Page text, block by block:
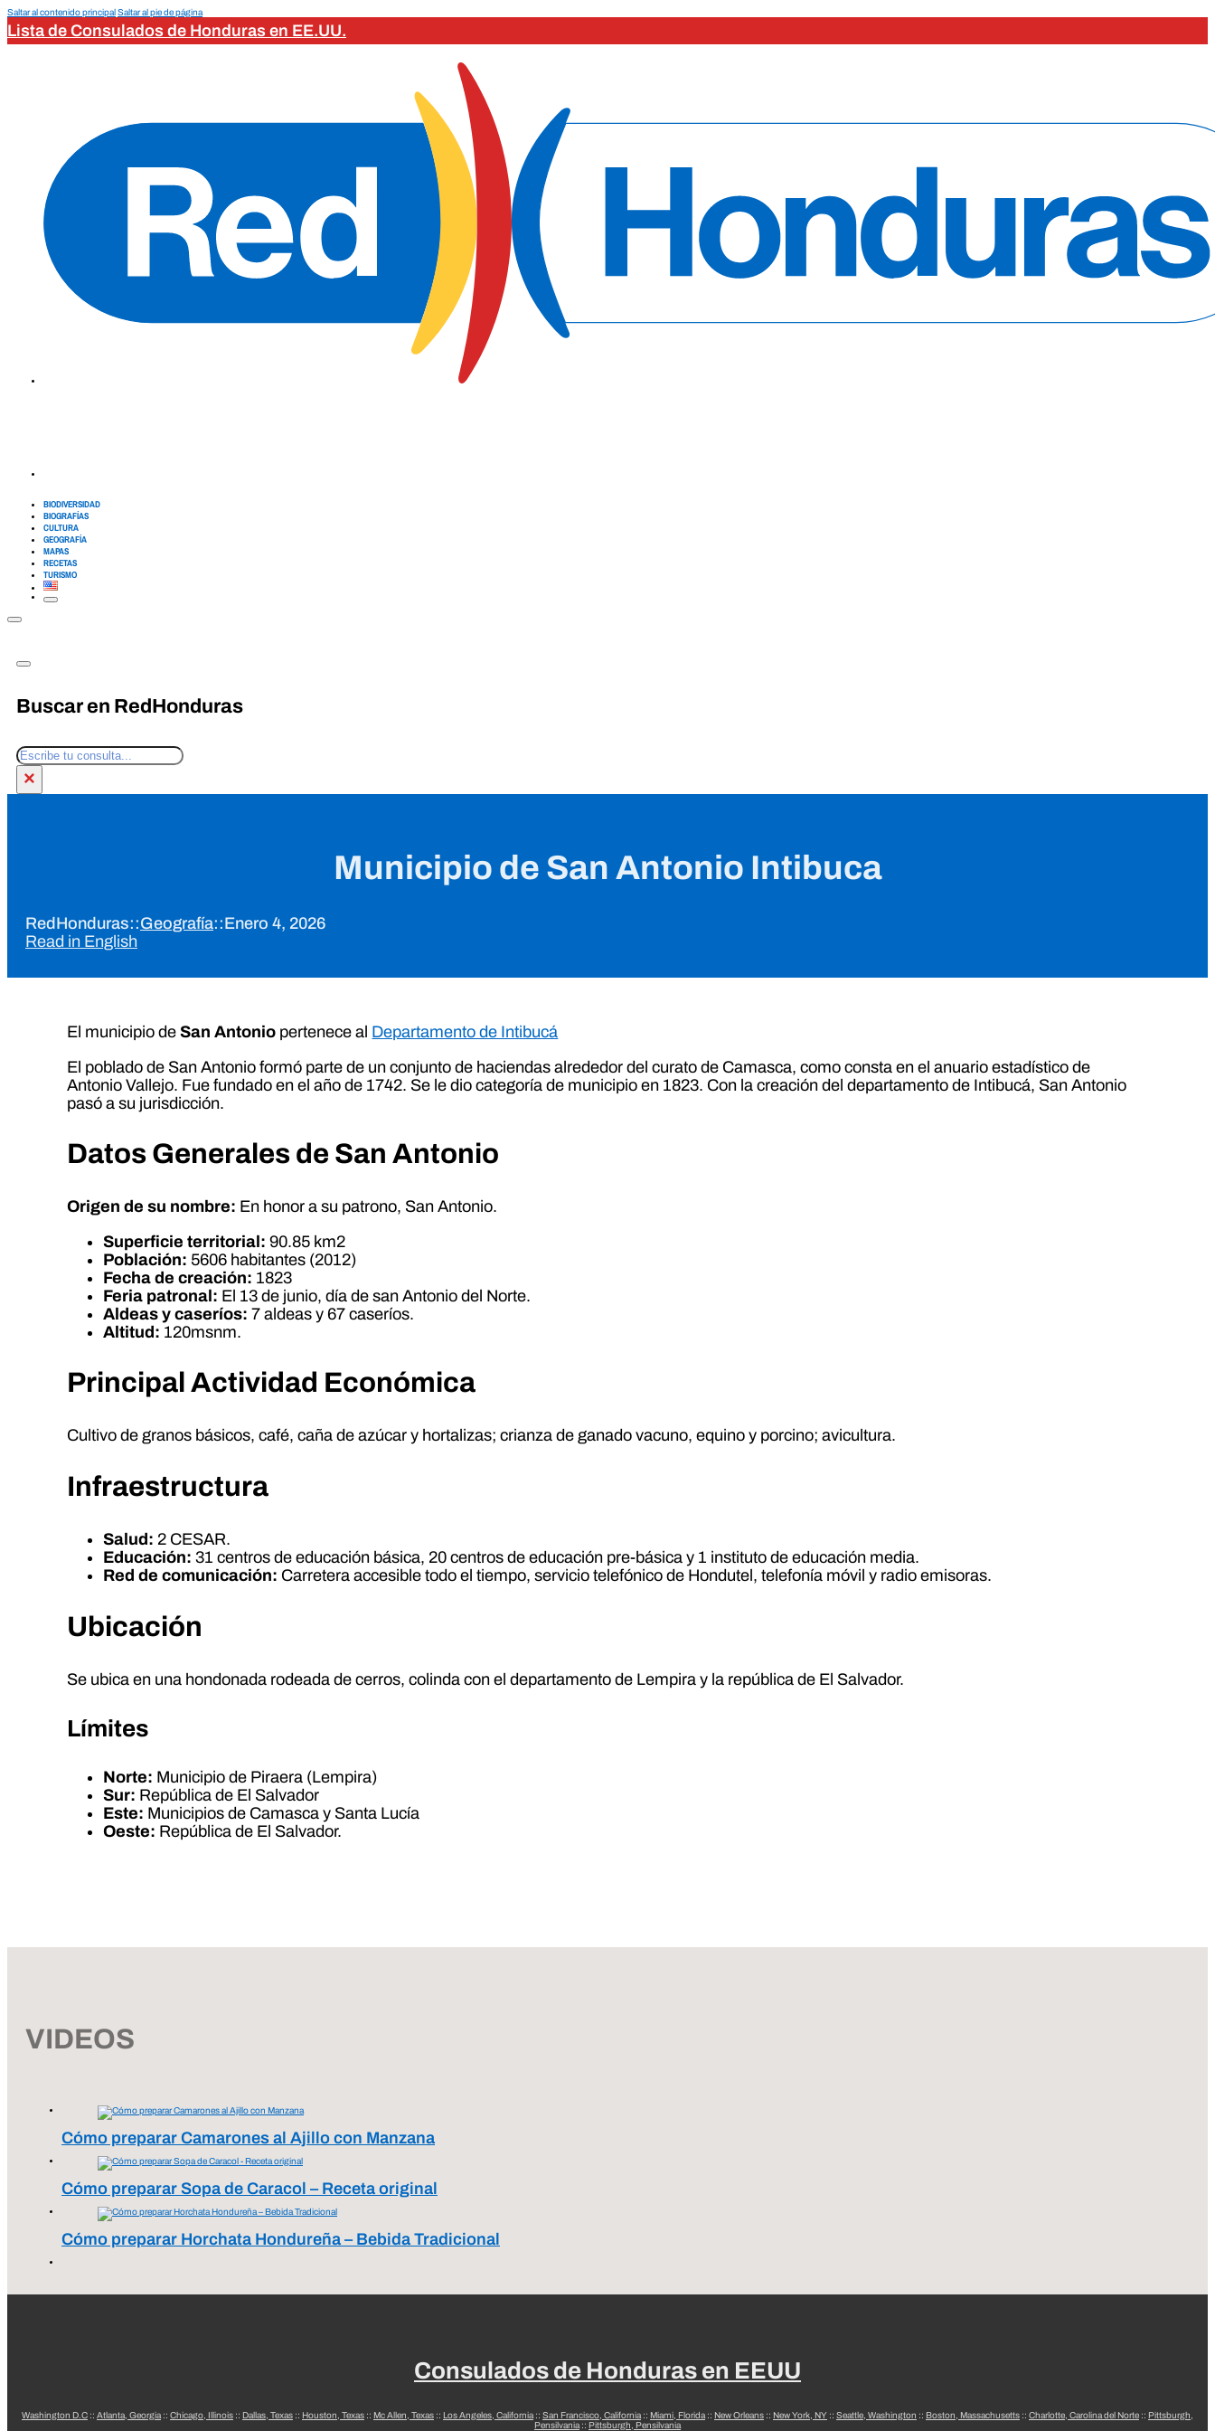
Saltar al contenido principalSaltar al pie de página
Lista de Consulados de Honduras en EE.UU.
BIODIVERSIDAD
BIOGRAFÍAS
CULTURA
GEOGRAFÍA
MAPAS
RECETAS
TURISMO
Buscar en RedHonduras
Buscar
×
Municipio de San Antonio Intibuca
RedHonduras::Geografía::Enero 4, 2026
Read in English
El municipio deSan Antonio pertenece al Departamento de Intibucá
El poblado de San Antonio formó parte de un conjunto de haciendas alrededor del curato de Camasca, como consta en el anuario estadístico de
Antonio Vallejo. Fue fundado en el año de 1742. Se le dio categoría de municipio en 1823. Con la creación del departamento de Intibucá, San Antonio
pasó a su jurisdicción.
Datos Generales de San Antonio
Origen de su nombre: En honor a su patrono, San Antonio.
Superficie territorial: 90.85 km2
Población: 5606 habitantes (2012)
Fecha de creación: 1823
Feria patronal: El 13 de junio, día de san Antonio del Norte.
Aldeas y caseríos: 7 aldeas y 67 caseríos.
Altitud: 120msnm.
Principal Actividad Económica
Cultivo de granos básicos, café, caña de azúcar y hortalizas; crianza de ganado vacuno, equino y porcino; avicultura.
Infraestructura
Salud: 2 CESAR.
Educación: 31 centros de educación básica, 20 centros de educación pre-básica y 1 instituto de educación media.
Red de comunicación: Carretera accesible todo el tiempo, servicio telefónico de Hondutel, telefonía móvil y radio emisoras.
Ubicación
Se ubica en una hondonada rodeada de cerros, colinda con el departamento de Lempira y la república de El Salvador.
Límites
Norte: Municipio de Piraera (Lempira)
Sur: República de El Salvador
Este: Municipios de Camasca y Santa Lucía
Oeste: República de El Salvador.
VIDEOS
Cómo preparar Camarones al Ajillo con Manzana
Cómo preparar Sopa de Caracol – Receta original
Cómo preparar Horchata Hondureña – Bebida Tradicional
Consulados de Honduras en EEUU
Washington D.C :: Atlanta, Georgia :: Chicago, Illinois :: Dallas, Texas :: Houston, Texas :: Mc Allen, Texas :: Los Angeles, California :: San Francisco, California :: Miami, Florida :: New Orleans :: New York, NY :: Seattle, Washington :: Boston, Massachusetts :: Charlotte, Carolina del Norte :: Pittsburgh,
Pensilvania :: Pittsburgh, Pensilvania